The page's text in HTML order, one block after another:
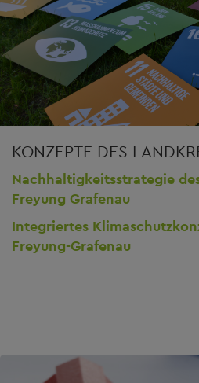
KONZEPTE DES
Nachhaltigkeitsstrategie
Freyung Grafenau
Integriertes
Freyung-Grafenau